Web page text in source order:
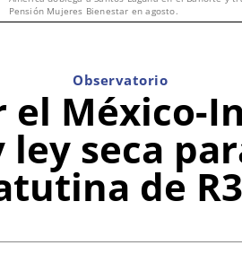
Pensión Mujeres Bienestar en agosto.
Observatorio
México-
seca
de